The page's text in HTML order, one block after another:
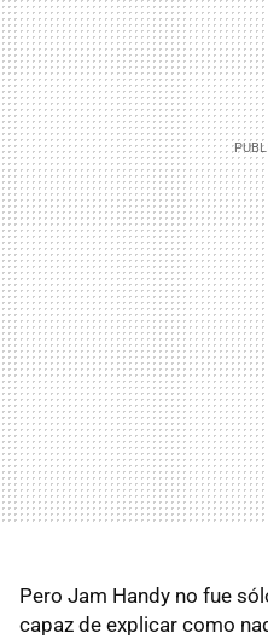
Pero Jam Handy no fue
capaz de explicar como